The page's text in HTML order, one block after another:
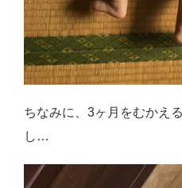
ちなみに、3ヶ月をむかえ
し…